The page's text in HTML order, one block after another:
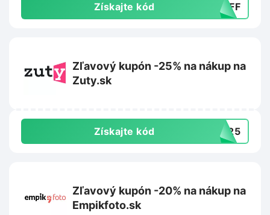
Získajte kód _AFF
Zľavový kupón -25% na nákup na
Zuty.sk
Získajte kód VA25
Zľavový kupón -20% na nákup na
Empikfoto.sk